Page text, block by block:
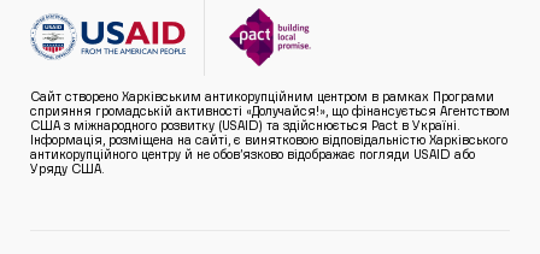
Сайт створено Харківським антикорупційним центром в рамках Програми
сприяння громадській активності «Долучайся!», що фінансується Агентством
США з міжнародного розвитку (USAID) та здійснюється Pact в Україні.
Інформація, розміщена на сайті, є винятковою відповідальністю Харківського
антикорупційного центру й не обов’язково відображає погляди USAID або
Уряду США.